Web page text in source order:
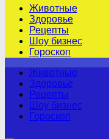
Животные
Здоровье
Рецепты
Шоу бизнес
Гороскоп
Животные
Здоровье
Рецепты
Шоу бизнес
Гороскоп